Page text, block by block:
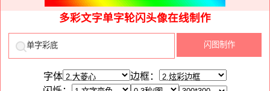
多彩文字单字轮闪头像在线制作
字体
边框：